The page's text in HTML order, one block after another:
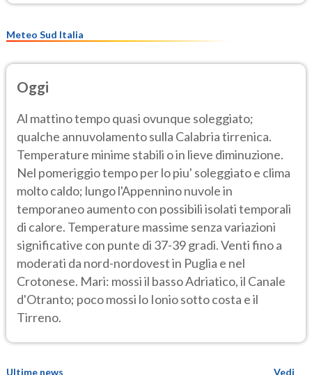
Meteo Sud Italia
Oggi
Al mattino tempo quasi ovunque soleggiato;
qualche annuvolamento sulla Calabria tirrenica.
Temperature minime stabili o in lieve diminuzione.
Nel pomeriggio tempo per lo piu' soleggiato e clima
molto caldo; lungo l'Appennino nuvole in
temporaneo aumento con possibili isolati temporali
di calore. Temperature massime senza variazioni
significative con punte di 37-39 gradi. Venti fino a
moderati da nord-nordovest in Puglia e nel
Crotonese. Mari: mossi il basso Adriatico, il Canale
d'Otranto; poco mossi lo Ionio sotto costa e il
Tirreno.
Ultime news Vedi